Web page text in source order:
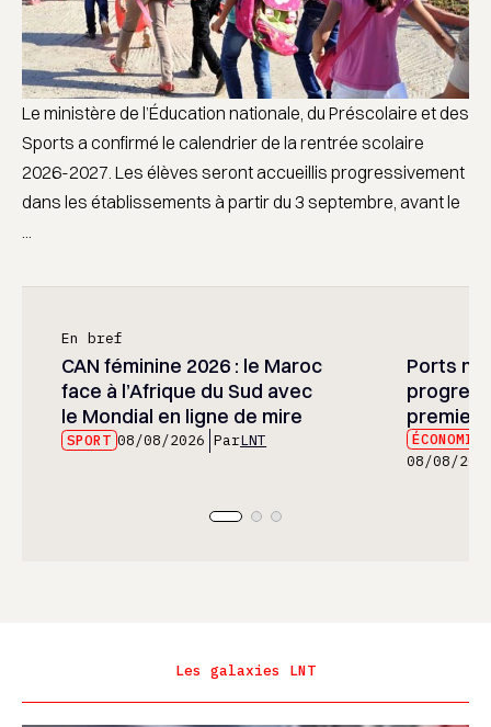
Le ministère de l’Éducation nationale, du Préscolaire et des
Sports a confirmé le calendrier de la rentrée scolaire
2026-2027. Les élèves seront accueillis progressivement
dans les établissements à partir du 3 septembre, avant le
En bref
CAN féminine 2026 : le Maroc
face à l’Afrique du Sud avec
le Mondial en ligne de mire
SPORT 08/08/2026 ParLNT
Ports
premier
08/08/
Les galaxies LNT